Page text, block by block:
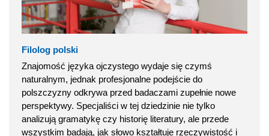
Filolog polski
Znajomość języka ojczystego wydaje się czymś
naturalnym, jednak profesjonalne podejście do
polszczyzny odkrywa przed badaczami zupełnie nowe
perspektywy. Specjaliści w tej dziedzinie nie tylko
analizują gramatykę czy historię literatury, ale przede
wszystkim badają, jak słowo kształtuje rzeczywistość i